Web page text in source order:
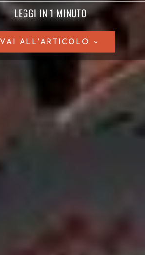
LEGGI IN 1 MINUTO
VAI ALL'ARTICOLO